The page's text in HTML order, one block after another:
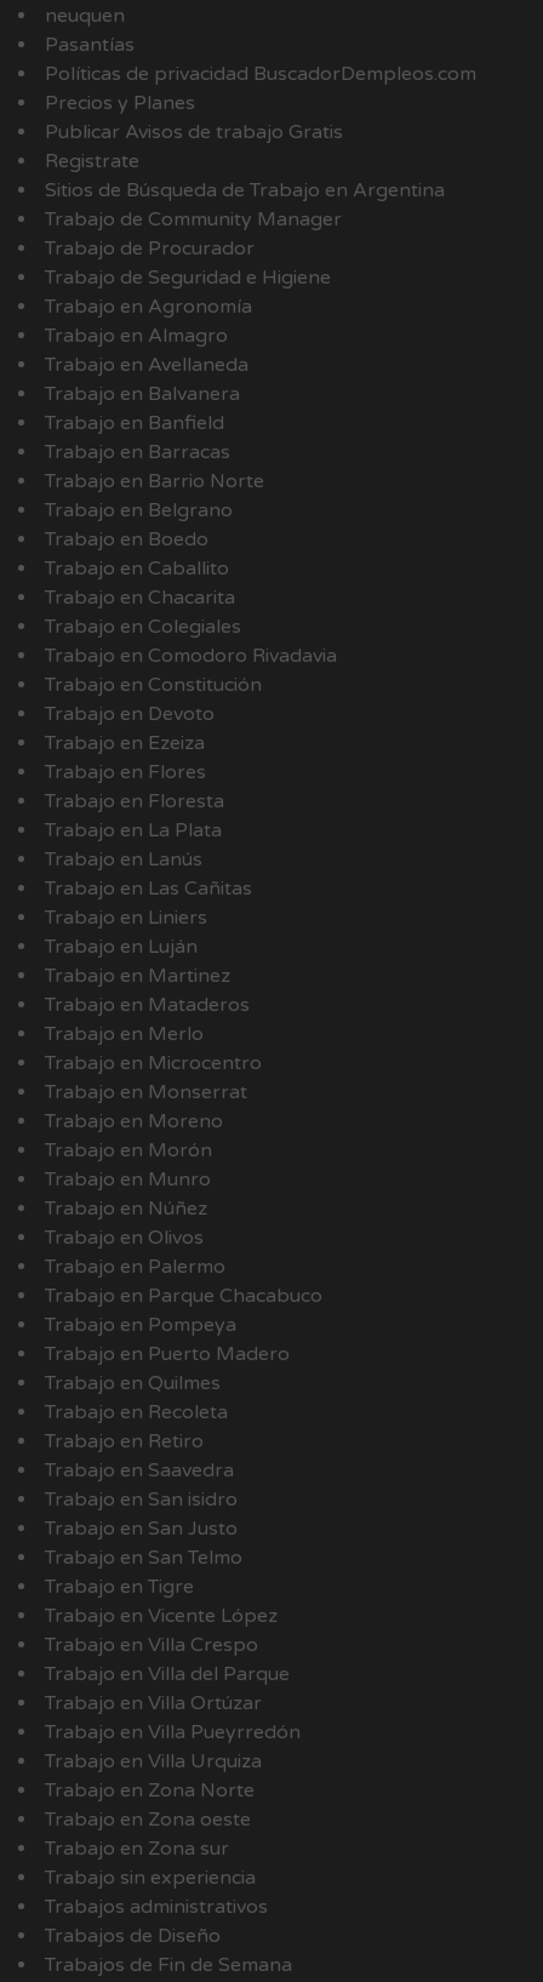
neuquen
Pasantías
Políticas de privacidad BuscadorDempleos.com
Precios y Planes
Publicar Avisos de trabajo Gratis
Registrate
Sitios de Búsqueda de Trabajo en Argentina
Trabajo de Community Manager
Trabajo de Procurador
Trabajo de Seguridad e Higiene
Trabajo en Agronomía
Trabajo en Almagro
Trabajo en Avellaneda
Trabajo en Balvanera
Trabajo en Banfield
Trabajo en Barracas
Trabajo en Barrio Norte
Trabajo en Belgrano
Trabajo en Boedo
Trabajo en Caballito
Trabajo en Chacarita
Trabajo en Colegiales
Trabajo en Comodoro Rivadavia
Trabajo en Constitución
Trabajo en Devoto
Trabajo en Ezeiza
Trabajo en Flores
Trabajo en Floresta
Trabajo en La Plata
Trabajo en Lanús
Trabajo en Las Cañitas
Trabajo en Liniers
Trabajo en Luján
Trabajo en Martinez
Trabajo en Mataderos
Trabajo en Merlo
Trabajo en Microcentro
Trabajo en Monserrat
Trabajo en Moreno
Trabajo en Morón
Trabajo en Munro
Trabajo en Núñez
Trabajo en Olivos
Trabajo en Palermo
Trabajo en Parque Chacabuco
Trabajo en Pompeya
Trabajo en Puerto Madero
Trabajo en Quilmes
Trabajo en Recoleta
Trabajo en Retiro
Trabajo en Saavedra
Trabajo en San isidro
Trabajo en San Justo
Trabajo en San Telmo
Trabajo en Tigre
Trabajo en Vicente López
Trabajo en Villa Crespo
Trabajo en Villa del Parque
Trabajo en Villa Ortúzar
Trabajo en Villa Pueyrredón
Trabajo en Villa Urquiza
Trabajo en Zona Norte
Trabajo en Zona oeste
Trabajo en Zona sur
Trabajo sin experiencia
Trabajos administrativos
Trabajos de Diseño
Trabajos de Fin de Semana